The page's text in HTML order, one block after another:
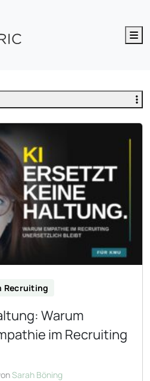
Recruiting
Warum
im Recruiting
Sarah Böning